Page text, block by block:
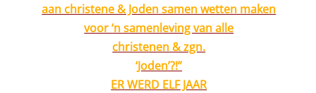
aan christene & Joden samen wetten maken
voor ‘n samenleving van alle
christenen & zgn.
‘Joden’?!”
ER WERD ELF JAAR